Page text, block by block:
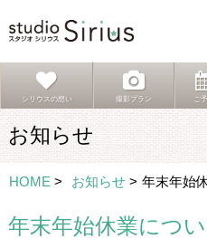
シリウスの想い 撮影プラン ご
お知らせ
HOME > お知らせ > 年末年始
年末年始休業につ